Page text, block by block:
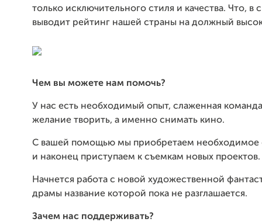
только исключительного стиля и качества. Что, в
выводит рейтинг нашей страны на должный
Чем вы можете нам помочь?
У нас есть необходимый опыт, слаженная
желание творить, а именно снимать кино.
С вашей помощью мы приобретаем необходимое
и наконец приступаем к съемкам новых проектов.
Начнется работа с новой художественной
драмы название которой пока не разглашается.
Зачем нас поддерживать?